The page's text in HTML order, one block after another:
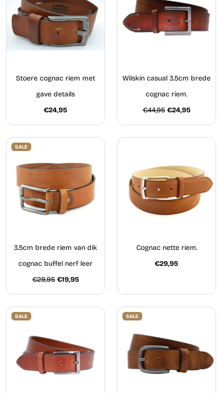
Stoere cognac riem met
gave details
€24,95
Wilskin casual 3.5cm brede
cognac riem.
€44,95 €24,95
SALE
3.5cm brede riem van dik
cognac buffel nerf leer
€29,95 €19,95
Cognac nette riem.
€29,95
SALE SALE